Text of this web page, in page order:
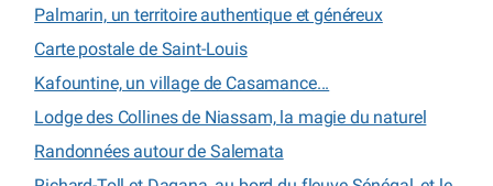
Palmarin, un territoire authentique et généreux
Carte postale de Saint-Louis
Kafountine, un village de Casamance...
Lodge des Collines de Niassam, la magie du naturel
Randonnées autour de Salemata